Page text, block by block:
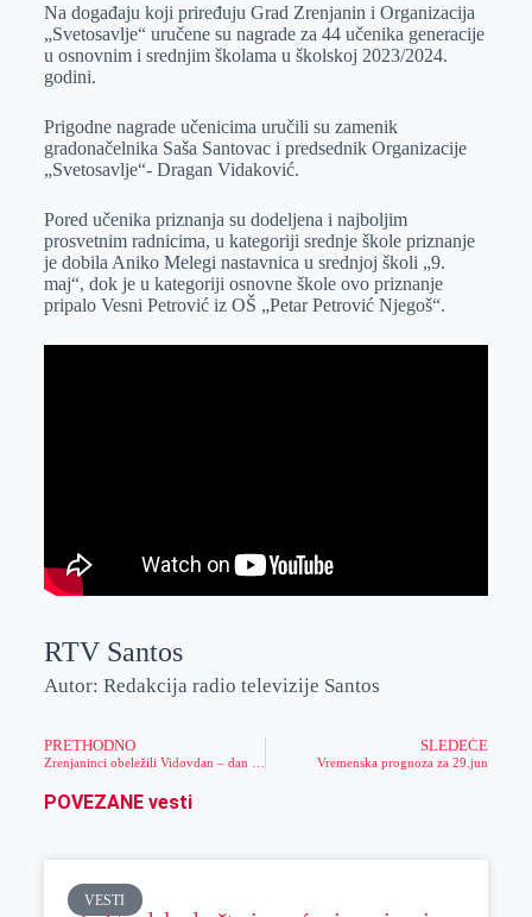
Na događaju koji priređuju Grad Zrenjanin i Organizacija
„Svetosavlje“ uručene su nagrade za 44 učenika generacije
u osnovnim i srednjim školama u školskoj 2023/2024.
godini.
Prigodne nagrade učenicima uručili su zamenik
gradonačelnika Saša Santovac i predsednik Organizacije
„Svetosavlje“- Dragan Vidaković.
Pored učenika priznanja su dodeljena i najboljim
prosvetnim radnicima, u kategoriji srednje škole priznanje
je dobila Aniko Melegi nastavnica u srednjoj školi „9.
maj“, dok je u kategoriji osnovne škole ovo priznanje
pripalo Vesni Petrović iz OŠ „Petar Petrović Njegoš“.
RTV Santos
Autor: Redakcija radio televizije Santos
PRETHODNO
Zrenjaninci obeležili Vidovdan – dan sećanja na kosovsku bitku i poginule u ratovima
SLEDEĆE
Vremenska prognoza za 29.jun
POVEZANE vesti
VESTI